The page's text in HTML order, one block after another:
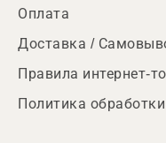
Оплата
Доставка /
Правила интернет-
Политика